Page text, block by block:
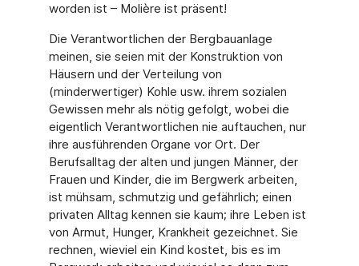
worden ist – Molière ist präsent!
Die Verantwortlichen der Bergbauanlage
meinen, sie seien mit der Konstruktion von
Häusern und der Verteilung von
(minderwertiger) Kohle usw. ihrem sozialen
Gewissen mehr als nötig gefolgt, wobei die
eigentlich Verantwortlichen nie auftauchen, nur
ihre ausführenden Organe vor Ort. Der
Berufsalltag der alten und jungen Männer, der
Frauen und Kinder, die im Bergwerk arbeiten,
ist mühsam, schmutzig und gefährlich; einen
privaten Alltag kennen sie kaum; ihre Leben ist
von Armut, Hunger, Krankheit gezeichnet. Sie
rechnen, wieviel ein Kind kostet, bis es im